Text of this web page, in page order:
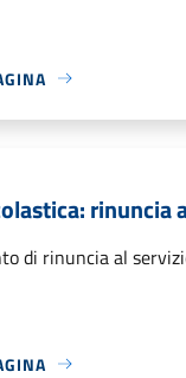
rinuncia
di rinuncia al